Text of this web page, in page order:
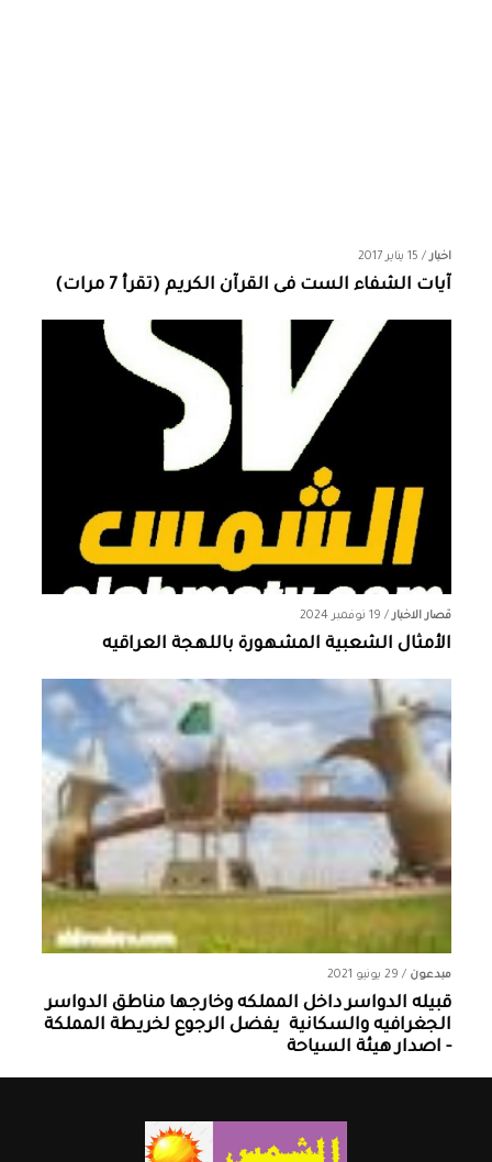
اخبار/ 15 يناير 2017
آيات الشفاء الست فى القرآن الكريم (تقرأ 7 مرات)
قصار الاخبار/ 19 نوفمبر 2024
الأمثال الشعبية المشهورة باللهجة العراقيه
مبدعون / 29 يونيو 2021
قبيله الدواسر داخل المملكه وخارجها ‏مناطق الدواسر
الجغرافيه والسكانية ‏ يفضل الرجوع لخريطة المملكة
- اصدار هيئة السياحة